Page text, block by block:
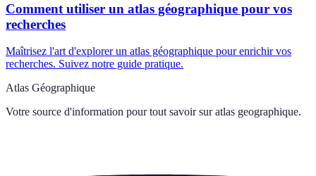
Comment utiliser un atlas géographique pour vos
recherches
Maîtrisez l'art d'explorer un atlas géographique pour enrichir vos
recherches. Suivez notre guide pratique.
Atlas Géographique
Votre source d'information pour tout savoir sur atlas geographique.